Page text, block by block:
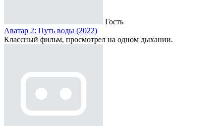
Гость
Аватар 2: Путь воды (2022)
Классный фильм, просмотрел на одном дыхании.